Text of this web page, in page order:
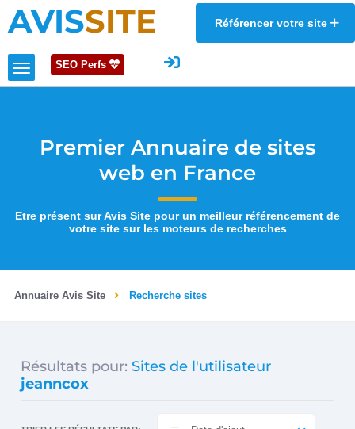
AVISSITE Référencer votre site
SEO Perfs
Premier Annuaire de sites
web en France
Etre présent sur Avis Site pour un meilleur référencement de
votre site sur les moteurs de recherches
Annuaire Avis Site Recherche sites
Résultats pour: Sites de l'utilisateur
jeanncox